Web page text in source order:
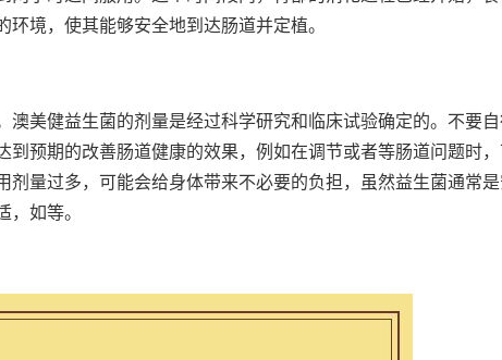
境，使其能够安全地到达肠道并定植。
澳美健益生菌的剂量是经过科学研究和临床试验确定的。不要
到预期的改善肠道健康的效果，例如在调节或者等肠道问题时
剂量过多，可能会给身体带来不必要的负担，虽然益生菌通常是
如等。